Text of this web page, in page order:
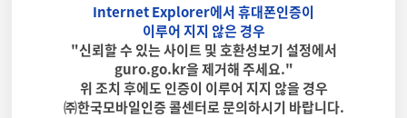
Internet Explorer에서 휴대폰인증이
이루어 지지 않은 경우
"신뢰할 수 있는 사이트 및 호환성보기 설정에서
guro.go.kr을 제거해 주세요."
위 조치 후에도 인증이 이루어 지지 않을 경우
㈜한국모바일인증 콜센터로 문의하시기 바랍니다.